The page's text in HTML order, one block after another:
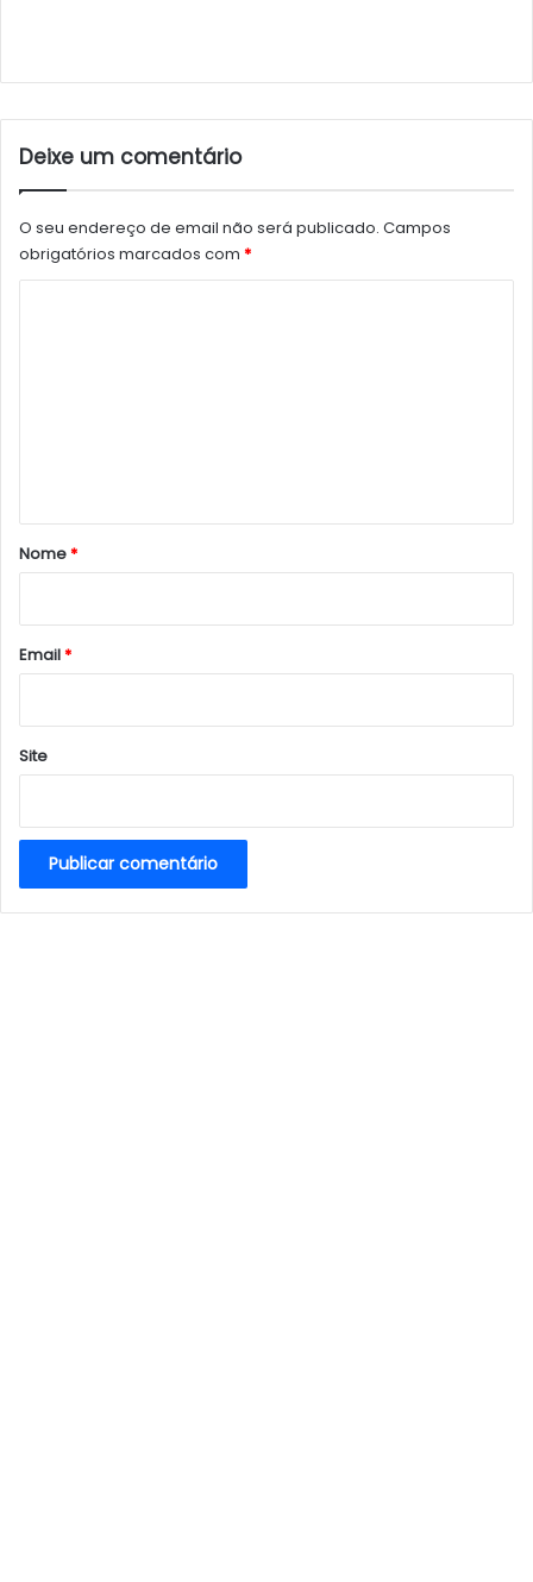
Deixe um comentário
O seu endereço de email não será publicado. Campos
obrigatórios marcados com *
r
*
Nome*
Email*
Site